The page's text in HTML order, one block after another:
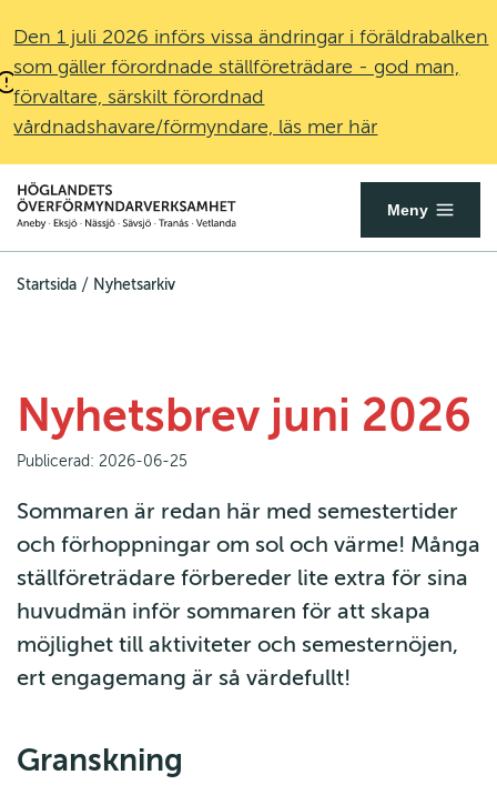
Den 1 juli 2026 införs vissa ändringar i föräldrabalken
som gäller förordnade ställföreträdare - god man,
förvaltare, särskilt förordnad
vårdnadshavare/förmyndare, läs mer här
Överförmyndare.se
mobilmenyn
Meny
Startsida / Nyhetsarkiv
Nyhetsbrev juni 2026
Publicerad: 2026-06-25
Sommaren är redan här med semestertider
och förhoppningar om sol och värme! Många
ställföreträdare förbereder lite extra för sina
huvudmän inför sommaren för att skapa
möjlighet till aktiviteter och semesternöjen,
ert engagemang är så värdefullt!
Granskning